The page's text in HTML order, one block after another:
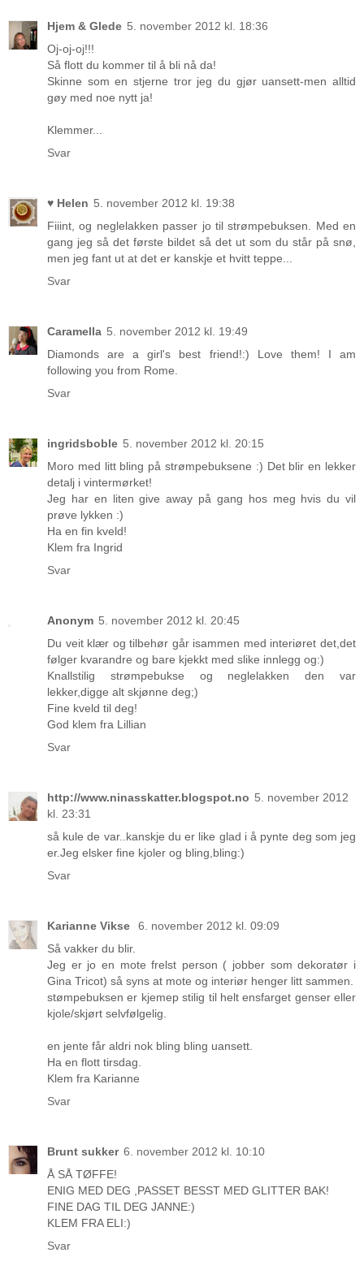
Hjem & Glede 5. november 2012 kl. 18:36
Oj-oj-oj!!!
Så flott du kommer til å bli nå da!
Skinne som en stjerne tror jeg du gjør uansett-men alltid
gøy med noe nytt ja!
Klemmer...
Svar
♥ Helen 5. november 2012 kl. 19:38
Fiiint, og neglelakken passer jo til strømpebuksen. Med en
gang jeg så det første bildet så det ut som du står på snø,
men jeg fant ut at det er kanskje et hvitt teppe...
Svar
Caramella 5. november 2012 kl. 19:49
Diamonds are a girl's best friend!:) Love them! I am
following you from Rome.
Svar
ingridsboble 5. november 2012 kl. 20:15
Moro med litt bling på strømpebuksene :) Det blir en lekker
detalj i vintermørket!
Jeg har en liten give away på gang hos meg hvis du vil
prøve lykken :)
Ha en fin kveld!
Klem fra Ingrid
Svar
Anonym 5. november 2012 kl. 20:45
Du veit klær og tilbehør går isammen med interiøret det,det
følger kvarandre og bare kjekkt med slike innlegg og:)
Knallstilig strømpebukse og neglelakken den var
lekker,digge alt skjønne deg;)
Fine kveld til deg!
God klem fra Lillian
Svar
http://www.ninasskatter.blogspot.no 5. november 2012
kl. 23:31
så kule de var..kanskje du er like glad i å pynte deg som jeg
er.Jeg elsker fine kjoler og bling,bling:)
Svar
Karianne Vikse
6. november 2012 kl. 09:09
Så vakker du blir.
Jeg er jo en mote frelst person ( jobber som dekoratør i
Gina Tricot) så syns at mote og interiør henger litt sammen.
stømpebuksen er kjemep stilig til helt ensfarget genser eller
kjole/skjørt selvfølgelig.
en jente får aldri nok bling bling uansett.
Ha en flott tirsdag.
Klem fra Karianne
Svar
Brunt sukker 6. november 2012 kl. 10:10
Å SÅ TØFFE!
ENIG MED DEG ,PASSET BESST MED GLITTER BAK!
FINE DAG TIL DEG JANNE:)
KLEM FRA ELI:)
Svar